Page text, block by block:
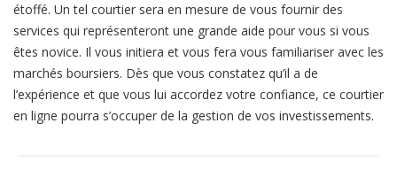
étoffé. Un tel courtier sera en mesure de vous fournir des
services qui représenteront une grande aide pour vous si vous
êtes novice. Il vous initiera et vous fera vous familiariser avec les
marchés boursiers. Dès que vous constatez qu’il a de
l’expérience et que vous lui accordez votre confiance, ce courtier
en ligne pourra s’occuper de la gestion de vos investissements.